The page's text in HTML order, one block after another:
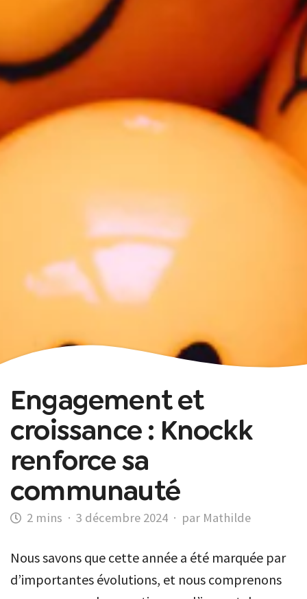
Engagement et
croissance : Knockk
renforce sa
communauté
· 3 décembre 2024 · par Mathilde
Nous savons que cette année a été marquée par
d’importantes évolutions, et nous comprenons